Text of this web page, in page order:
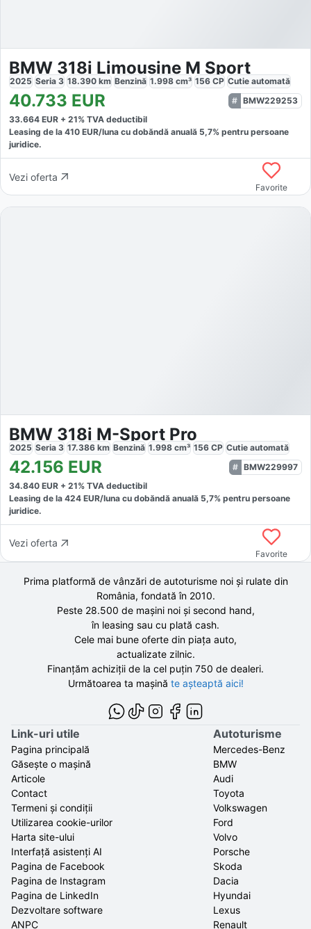
BMW 318i Limousine M Sport
2025 Seria 3 18.390 km Benzină 1.998 cm³ 156 CP Cutie automată
40.733 EUR
BMW229253
33.664 EUR + 21% TVA deductibil
Leasing de la 410 EUR/luna cu dobăndă anuală 5,7% pentru persoane
juridice.
Vezi oferta
Favorite
BMW 318i M-Sport Pro
2025 Seria 3 17.386 km Benzină 1.998 cm³ 156 CP Cutie automată
42.156 EUR
BMW229997
34.840 EUR + 21% TVA deductibil
Leasing de la 424 EUR/luna cu dobăndă anuală 5,7% pentru persoane
juridice.
Vezi oferta
Favorite
Prima platformă de vânzări de autoturisme noi și rulate din
România, fondată în 2010.
Peste 28.500 demașini noi și second hand,
în leasing sau cu plată cash.
Cele mai bune oferte din piața auto,
actualizate zilnic.
Finanțăm achiziții de la cel puțin 750 de dealeri.
Următoarea ta mașină te așteaptă aici!
Link-uri utile
Pagina principală
Găsește o mașină
Articole
Contact
Termeni și condiții
Utilizarea cookie-urilor
Harta site-ului
Interfață asistenți AI
Pagina de Facebook
Pagina de Instagram
Pagina de LinkedIn
Dezvoltare software
ANPC
Autoturisme
Mercedes-Benz
BMW
Audi
Toyota
Volkswagen
Ford
Volvo
Porsche
Skoda
Dacia
Hyundai
Lexus
Renault